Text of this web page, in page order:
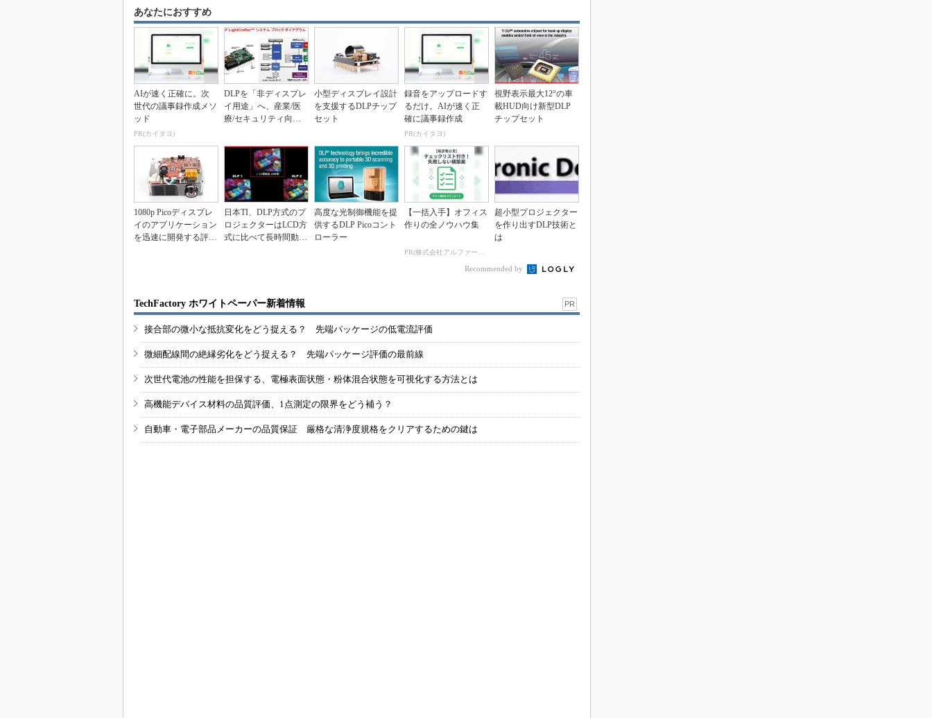
あなたにおすすめ
AIが速く正確に。次
世代の議事録作成メソ
ッド
PR(カイタヨ)
DLPを「非ディスプレ
イ用途」へ、産業/医
療/セキュリティ向け
小型ディスプレイ設計
を支援するDLPチップ
セット
録音をアップロードす
るだけ。AIが速く正
確に議事録作成
PR(カイタヨ)
視野表示最大12°の車
載HUD向け新型DLP
チップセット
1080p Picoディスプレ
イのアプリケーション
を迅速に開発する評価
日本TI、DLP方式のプ
ロジェクターはLCD方
式に比べて長時間動作
高度な光制御機能を提
供するDLP Picoコント
ローラー
【一括入手】オフィス
作りの全ノウハウ集
PR(株式会社アルファーテクノ)
超小型プロジェクター
を作り出すDLP技術と
は
Recommended by
TechFactory ホワイトペーパー新着情報 PR
接合部の微小な抵抗変化をどう捉える？ 先端パッケージの低電流評価
微細配線間の絶縁劣化をどう捉える？ 先端パッケージ評価の最前線
次世代電池の性能を担保する、電極表面状態・粉体混合状態を可視化する方法とは
高機能デバイス材料の品質評価、1点測定の限界をどう補う？
自動車・電子部品メーカーの品質保証 厳格な清浄度規格をクリアするための鍵は